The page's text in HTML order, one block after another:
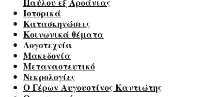
Ιστορικά
Κατασκηνώσεις
Κοινωνικά θέματα
Λογοτεχνία
Μακεδονία
Μεταναστευτικό
Νεκρολογίες
Ο Γέρων Αυγουστίνος Καντιώτης